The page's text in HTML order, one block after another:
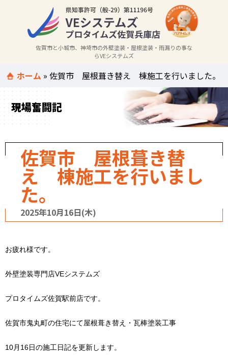
佐賀市と小城市、神埼市の外壁塗装・屋根塗装・雨漏りの事な
らVEシステムズ
ホーム »佐賀市 屋根葺き替え 棟施工を行いました。
現場奮闘記
佐賀市 屋根葺き替
え 棟施工を行いまし
た。
2025年10月16日(木)
お疲れ様です。
外壁塗装専門店VEシステムズ
プロタイムズ佐賀駅前店です。
佐賀市鬼丸町の住宅にて屋根葺き替え・瓦棒塗装工事
10月16日の施工日記を更新します。